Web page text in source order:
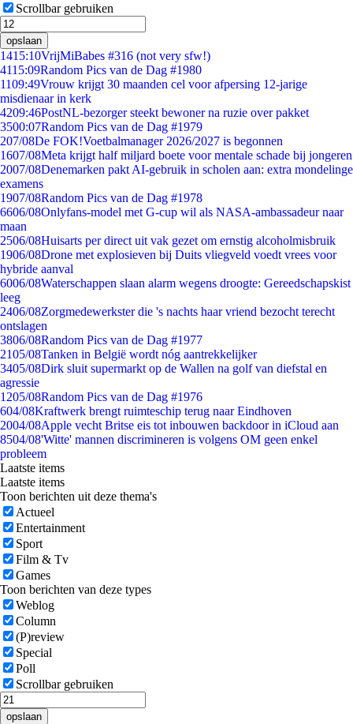
Scrollbar gebruiken
opslaan
1415:10VrijMiBabes #316 (not very sfw!)
4115:09Random Pics van de Dag #1980
1109:49Vrouw krijgt 30 maanden cel voor afpersing 12-jarige
misdienaar in kerk
4209:46PostNL-bezorger steekt bewoner na ruzie over pakket
3500:07Random Pics van de Dag #1979
207/08De FOK!Voetbalmanager 2026/2027 is begonnen
1607/08Meta krijgt half miljard boete voor mentale schade bij jongeren
2007/08Denemarken pakt AI-gebruik in scholen aan: extra mondelinge
examens
1907/08Random Pics van de Dag #1978
6606/08Onlyfans-model met G-cup wil als NASA-ambassadeur naar
maan
2506/08Huisarts per direct uit vak gezet om ernstig alcoholmisbruik
1906/08Drone met explosieven bij Duits vliegveld voedt vrees voor
hybride aanval
6006/08Waterschappen slaan alarm wegens droogte: Gereedschapskist
leeg
2406/08Zorgmedewerkster die 's nachts haar vriend bezocht terecht
ontslagen
3806/08Random Pics van de Dag #1977
2105/08Tanken in België wordt nóg aantrekkelijker
3405/08Dirk sluit supermarkt op de Wallen na golf van diefstal en
agressie
1205/08Random Pics van de Dag #1976
604/08Kraftwerk brengt ruimteschip terug naar Eindhoven
2004/08Apple vecht Britse eis tot inbouwen backdoor in iCloud aan
8504/08'Witte' mannen discrimineren is volgens OM geen enkel
probleem
Laatste items
Laatste items
Toon berichten uit deze thema's
Actueel
Entertainment
Sport
Film & Tv
Games
Toon berichten van deze types
Weblog
Column
(P)review
Special
Poll
Scrollbar gebruiken
opslaan